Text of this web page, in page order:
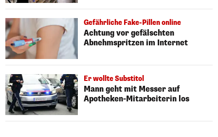
Gefährliche Fake-Pillen online
Achtung vor gefälschten
Abnehmspritzen im Internet
Er wollte Substitol
Mann geht mit Messer auf
Apotheken-Mitarbeiterin los